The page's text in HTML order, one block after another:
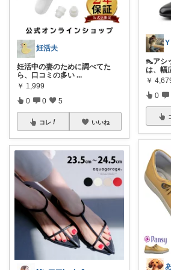
妊活夫
妊活中の妻のために調べてた
ら、口コミの多い ...
￥ 1,999
0 0 5
コレ いいね
Y
👠アシ
は、幅
￥
0